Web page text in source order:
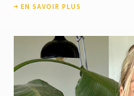
EN SAVOIR PLUS